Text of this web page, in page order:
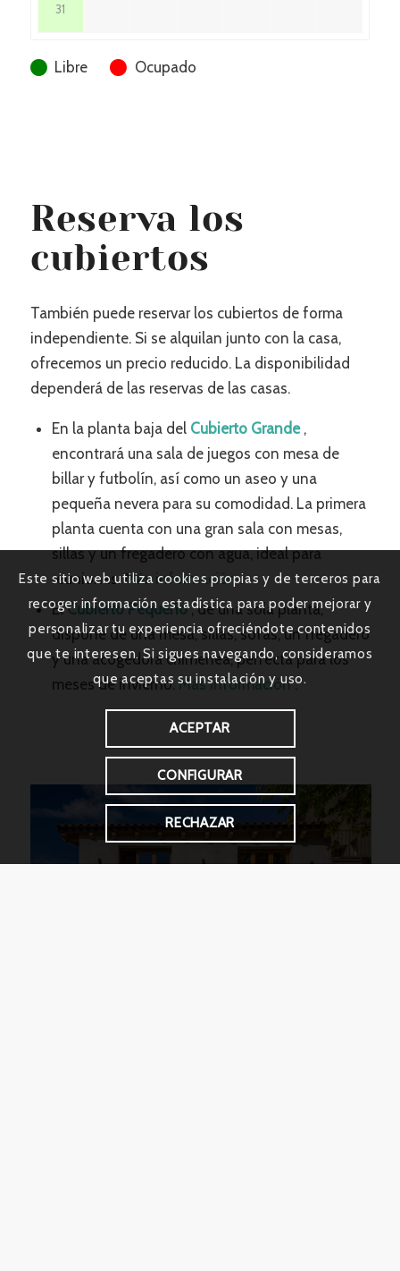
31
Libre Ocupado
Reserva los
cubiertos
También puede reservar los cubiertos de forma
independiente. Si se alquilan junto con la casa,
ofrecemos un precio reducido. La disponibilidad
dependerá de las reservas de las casas.
En la planta baja del Cubierto Grande,
encontrará una sala de juegos con mesa de
billar y futbolín, así como un aseo y una
pequeña nevera para su comodidad. La primera
planta cuenta con una gran sala con mesas,
sillas y un fregadero con agua, ideal para
reuniones.Más información.
ElCubierto Pequeño, de una sola planta,
dispone de una mesa, sillas, sofás, un fregadero
y una acogedora chimenea, perfecta para los
meses de invierno.Más información.
Este sitio web utiliza cookies propias y de terceros para
recoger información estadística para poder mejorar y
personalizar tu experiencia ofreciéndote contenidos
que te interesen. Si sigues navegando, consideramos
que aceptas su instalación y uso.
ACEPTAR
CONFIGURAR
RECHAZAR